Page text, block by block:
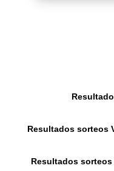
Resultados sorteos
Resultados